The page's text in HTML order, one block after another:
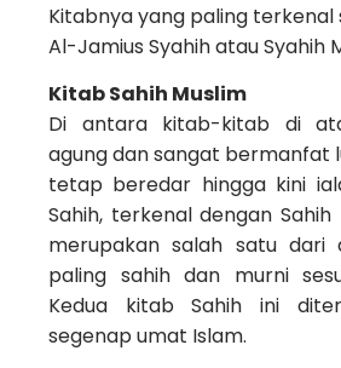
Kitabnya yang paling terkenal
Al-Jamius Syahih atau Syahih
Kitab Sahih Muslim
Di antara kitab-kitab di
agung dan sangat bermanfat
tetap beredar hingga kini
Sahih, terkenal dengan Sahih
merupakan salah satu dari
paling sahih dan murni
Kedua kitab Sahih ini
segenap umat Islam.